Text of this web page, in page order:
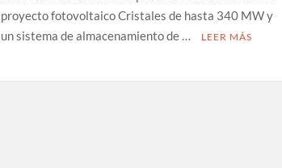
proyecto fotovoltaico Cristales de hasta 340 MW y
un sistema de almacenamiento de …
LEER MÁS